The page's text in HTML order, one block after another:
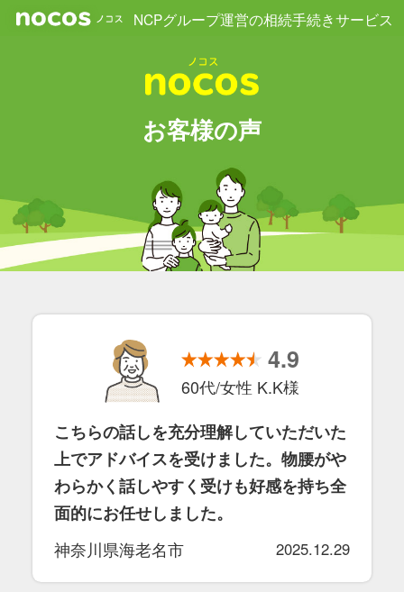
NCPグループ運営の相続手続きサービス
お客様の声
4.9
60代/女性 K.K様
こちらの話しを充分理解していただいた
上でアドバイスを受けました。物腰がや
わらかく話しやすく受けも好感を持ち全
面的にお任せしました。
神奈川県海老名市
2025.12.29